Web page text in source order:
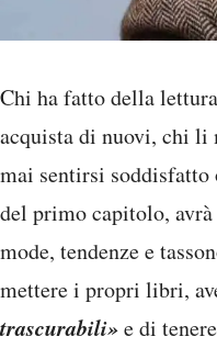
Chi ha fatto della lettura
acquista di nuovi, chi li
mai sentirsi soddisfatto
del primo capitolo,
mode, tendenze e
mettere i propri libri,
trascurabili»e di